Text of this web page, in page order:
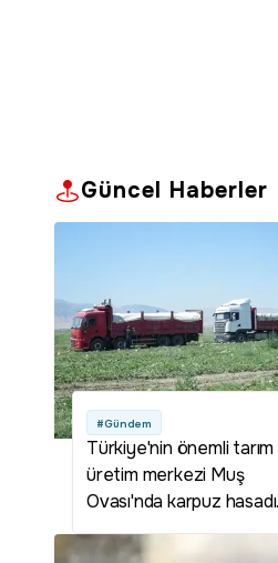
Güncel Haberler
#Gündem
Türkiye'nin önemli tarım
üretim merkezi Muş
Ovası'nda karpuz hasadı
hedefleniyor